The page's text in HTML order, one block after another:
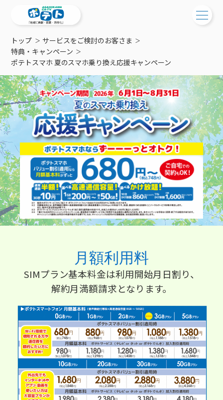
ご検討中の方
ご検討中の方
サービス提供エリア
工事・配線について
新居をご検討中の方へ
ポテトを導入している集合住宅
物件情報
特典・キャンペーン
おトクな割引サービス
ご加入中の方
ご加入中の方
ご加入中のサービス確認・変更
WEBメール
サポートサービス
サポートサービストップ
リモートコール
回線速度測定
接続・設定⽅法
新着情報
メンテナンス・障害情報
ポテトからのプレゼント
サービス案内
サービス案内
ケーブルテレビ
ケーブルテレビトップ
チャンネル紹介
料⾦プラン
NHK衛星受信料団体⼀括⽀払
インターネット
インターネットトップ
料⾦プラン
Wi-Fiサービス
オプションサービス
インターネットギガシェアプラン
固定電話
固定電話トップ
基本料⾦・通話料⾦
auスマートバリュー
auまとめトーク
ポテトスマートフォン
ポテトスマートフォントップ
オプションサービス
でんき
ポラリンでんき×ポテト
ポテトでんき
ケーブルプラスでんき
暮らしを快適にするサービストップ
ポテトライフメール
⽣活あんしんサービス
みるプラス
コミチャン
お困りの方はこちら
会社案内
メンテナンス
障害情報
マイページ
お申し込み
トップ
サービスをご検討のお客さま
特典・キャンペーン
ポテトスマホ 夏のスマホ乗り換え応援キャンペーン
月額利用料
SIMプラン基本料金は利用開始月日割り、
解約月満額請求となります。